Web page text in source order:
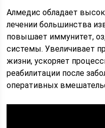
Алмедис обладает
лечении большинства
повышает иммунитет,
системы. Увеличивает
жизни, ускоряет
реабилитации после
оперативных